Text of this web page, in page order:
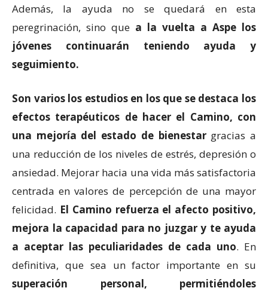
Además, la ayuda no se quedará en esta
peregrinación, sino que a la vuelta a Aspe los
jóvenes continuarán teniendo ayuda y
seguimiento.
Son varios los estudios en los que se destaca los
efectos terapéuticos de hacer el Camino, con
una mejoría del estado de bienestargracias a
una reducción de los niveles de estrés, depresión o
ansiedad. Mejorar hacia una vida más satisfactoria
centrada en valores de percepción de una mayor
felicidad. El Camino refuerza el afecto positivo,
mejora la capacidad para no juzgar y te ayuda
a aceptar las peculiaridades de cada uno. En
definitiva, que sea un factor importante en su
superación personal, permitiéndoles